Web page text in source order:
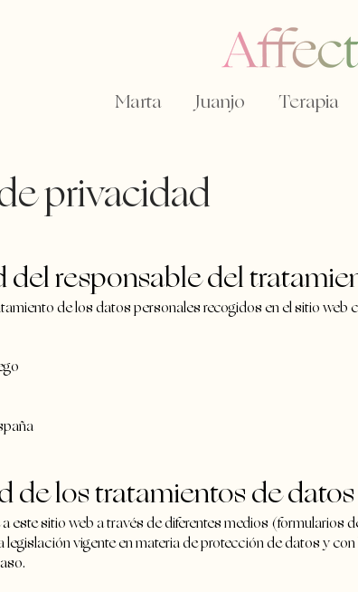
Marta Juanjo Terapia
privacidad
del responsable del
de los datos personales recogidos en el sitio web
de los tratamientos de datos
este sitio web a través de diferentes medios
vigente en materia de protección de datos y